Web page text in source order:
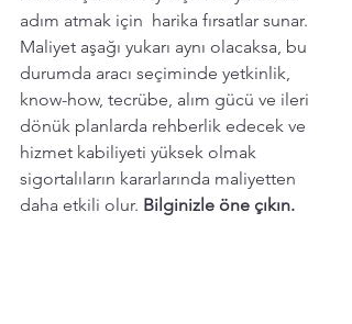
adım atmak için  harika fırsatlar sunar.
Maliyet aşağı yukarı aynı olacaksa, bu
durumda aracı seçiminde yetkinlik,
know-how, tecrübe, alım gücü ve ileri
dönük planlarda rehberlik edecek ve
hizmet kabiliyeti yüksek olmak
sigortalıların kararlarında maliyetten
daha etkili olur. Bilginizle öne çıkın.